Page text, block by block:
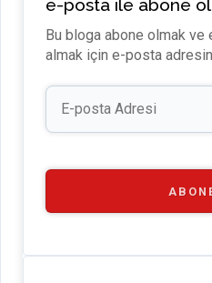
u
b
dI
n
u
m
er
e-posta ile abone ol
Bu bloga abone olmak
almak için e-posta
E-
posta